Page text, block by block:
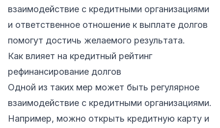
взаимодействие с кредитными организациями
и ответственное отношение к выплате долгов
помогут достичь желаемого результата.
Как влияет на кредитный рейтинг
рефинансирование долгов
Одной из таких мер может быть регулярное
взаимодействие с кредитными организациями.
Например, можно открыть кредитную карту и